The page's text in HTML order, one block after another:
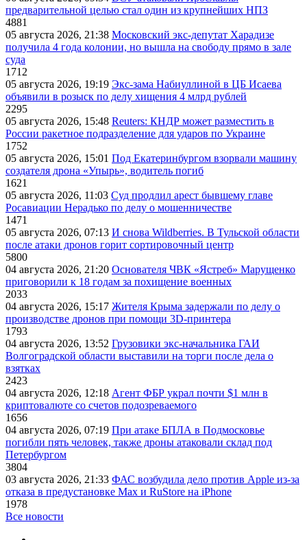
предварительной целью стал один из крупнейших НПЗ
4881
05 августа 2026, 21:38 Московский экс-депутат Харадизе
получила 4 года колонии, но вышла на свободу прямо в зале
суда
1712
05 августа 2026, 19:19 Экс-зама Набиуллиной в ЦБ Исаева
объявили в розыск по делу хищения 4 млрд рублей
2295
05 августа 2026, 15:48 Reuters: КНДР может разместить в
России ракетное подразделение для ударов по Украине
1752
05 августа 2026, 15:01 Под Екатеринбургом взорвали машину
создателя дрона «Упырь», водитель погиб
1621
05 августа 2026, 11:03 Суд продлил арест бывшему главе
Росавиации Нерадько по делу о мошенничестве
1471
05 августа 2026, 07:13 И снова Wildberries. В Тульской области
после атаки дронов горит сортировочный центр
5800
04 августа 2026, 21:20 Основателя ЧВК «Ястреб» Марущенко
приговорили к 18 годам за похищение военных
2033
04 августа 2026, 15:17 Жителя Крыма задержали по делу о
производстве дронов при помощи 3D‑принтера
1793
04 августа 2026, 13:52 Грузовики экс-начальника ГАИ
Волгоградской области выставили на торги после дела о
взятках
2423
04 августа 2026, 12:18 Агент ФБР украл почти $1 млн в
криптовалюте со счетов подозреваемого
1656
04 августа 2026, 07:19 При атаке БПЛА в Подмосковье
погибли пять человек, также дроны атаковали склад под
Петербургом
3804
03 августа 2026, 21:33 ФАС возбудила дело против Apple из-за
отказа в предустановке Max и RuStore на iPhone
1978
Все новости